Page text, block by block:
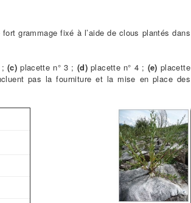
grammage fixé à l’aide de clous plantés dans
(c)placette n° 3 ; (d) placette n° 4 ; (e) placette
pas la fourniture et la mise en place des